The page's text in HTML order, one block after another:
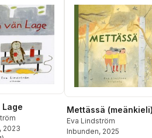
Lage
, 2023
Mettässä (meänkieli)
Eva Lindström
Inbunden, 2025